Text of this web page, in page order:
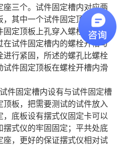
三个。试件固定槽内对应两
其中一个试件固定顶板通过
定顶板上孔穿入螺栓进行紧
在试件固定槽内的螺栓开槽与
行紧固，所述的螺孔比螺栓
件固定顶板在螺栓开槽内滑
件固定槽内设有与试件固定槽
板，把需要测试的试件放入
底板设有摆式仪固定卡可以
摆式仪的牢固固定；平共处底
，更好的保证摆式仪相对试